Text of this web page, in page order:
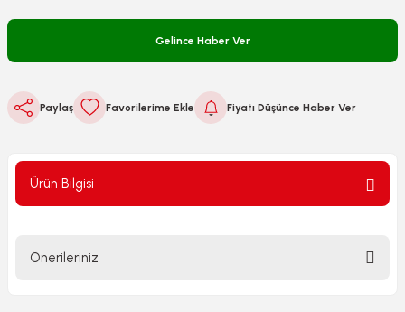
Gelince Haber Ver
Paylaş Fiyatı Düşünce Haber Ver
Ürün Bilgisi
Önerileriniz